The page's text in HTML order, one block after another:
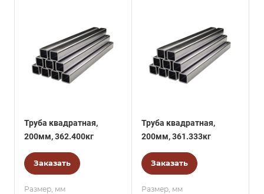
Труба квадратная,
200мм, 362.400кг
Заказать
Размер, мм
Труба квадратная,
200мм, 361.333кг
Заказать
Размер, мм